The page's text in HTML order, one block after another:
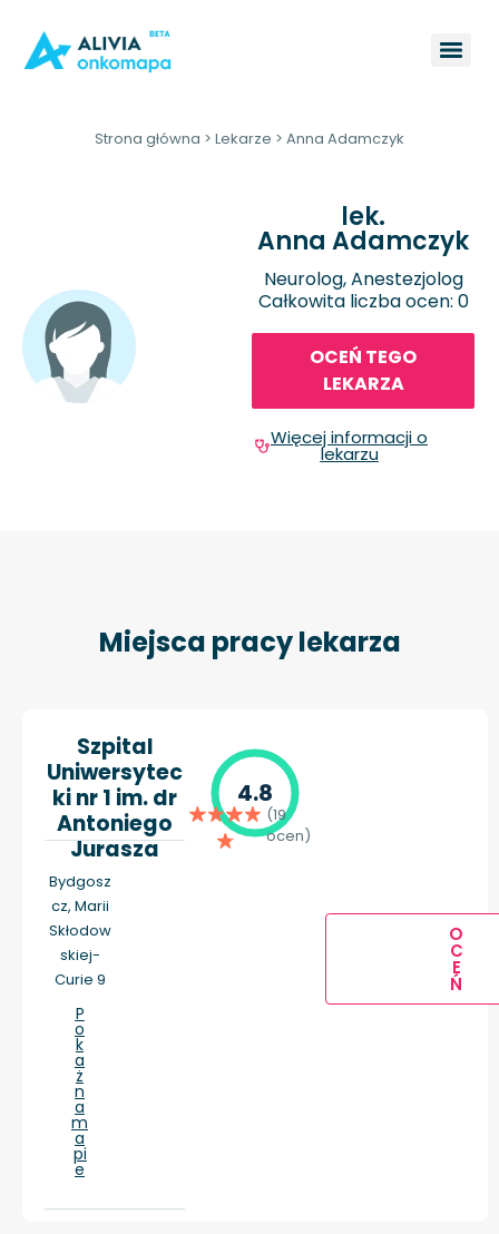
Strona główna > Lekarze > Anna Adamczyk
lek.
Anna Adamczyk
Neurolog, Anestezjolog
Całkowita liczba ocen: 0
OCEŃ TEGO
LEKARZA
Więcej informacji o
lekarzu
Miejsca pracy lekarza
Szpital
Uniwersytec
ki nr 1 im. dr
Antoniego
Jurasza
Bydgosz
cz, Marii
Skłodow
skiej-
Curie 9
P
o
k
a
ż
n
a
m
a
pi
e
4.8
(19
ocen)
O
C
E
Ń